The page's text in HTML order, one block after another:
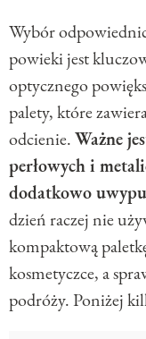
Wybór
powieki jest
optycznego
palety, które
odcienie.Ważne
perłowych i
dodatkowo
dzień raczej nie
kompaktową
kosmetyczce, a
podróży. Poniżej